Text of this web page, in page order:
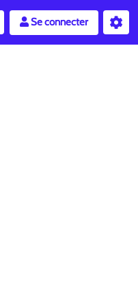
RechercherSe connecter